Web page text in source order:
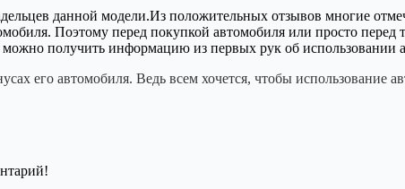
данной модели.Из положительных отзывов многие
Поэтому перед покупкой автомобиля или просто
можно получить информацию из первых рук об использовании
его автомобиля. Ведь всем хочется, чтобы использование